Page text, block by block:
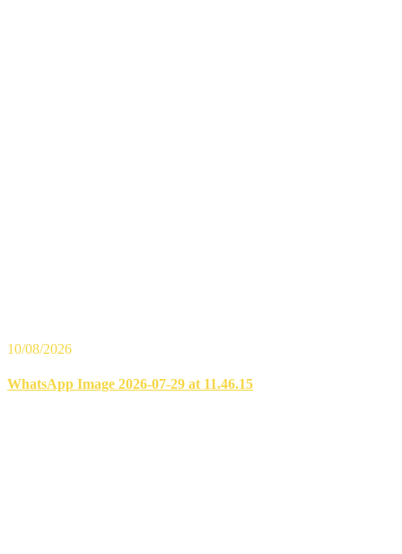
10/08/2026
WhatsApp Image 2026-07-29 at 11.46.15